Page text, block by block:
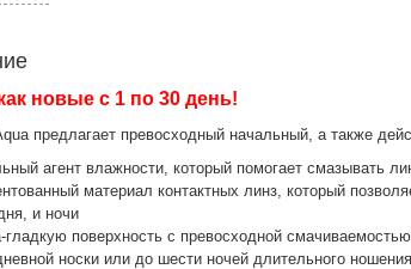
новые с 1 по 30 день!
предлагает превосходный начальный, а также
агент влажности, который помогает смазывать
материал контактных линз, который
и ночи
гладкую поверхность с превосходной
носки или до шести ночей длительного ношения.